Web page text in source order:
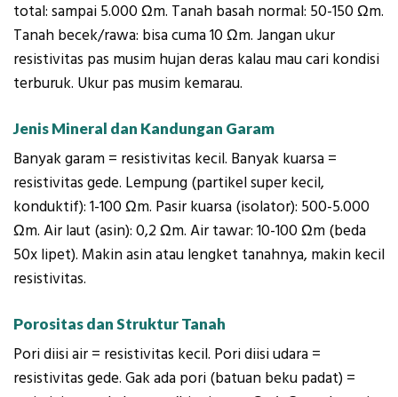
total: sampai 5.000 Ωm. Tanah basah normal: 50-150 Ωm.
Tanah becek/rawa: bisa cuma 10 Ωm. Jangan ukur
resistivitas pas musim hujan deras kalau mau cari kondisi
terburuk. Ukur pas musim kemarau.
Jenis Mineral dan Kandungan Garam
Banyak garam = resistivitas kecil. Banyak kuarsa =
resistivitas gede. Lempung (partikel super kecil,
konduktif): 1-100 Ωm. Pasir kuarsa (isolator): 500-5.000
Ωm. Air laut (asin): 0,2 Ωm. Air tawar: 10-100 Ωm (beda
50x lipet). Makin asin atau lengket tanahnya, makin kecil
resistivitas.
Porositas dan Struktur Tanah
Pori diisi air = resistivitas kecil. Pori diisi udara =
resistivitas gede. Gak ada pori (batuan beku padat) =